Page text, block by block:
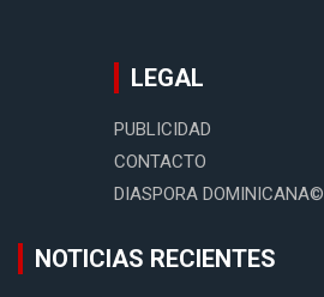
LEGAL
PUBLICIDAD
CONTACTO
DIASPORA DOMINICANA©
NOTICIAS RECIENTES